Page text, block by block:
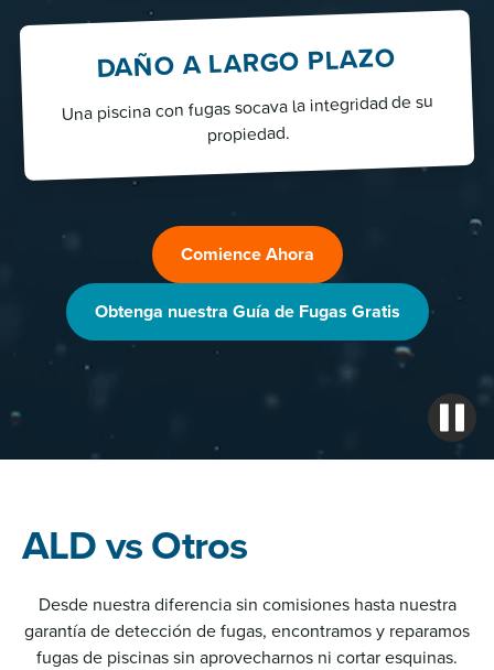
DAÑO A LARGO PLAZO
Una piscina con fugas socava la integridad de su
propiedad.
Comience Ahora
Obtenga nuestra Guía de Fugas Gratis
ALD vs Otros
Desde nuestra diferencia sin comisiones hasta nuestra
garantía de detección de fugas, encontramos y reparamos
fugas de piscinas sin aprovecharnos ni cortar esquinas.